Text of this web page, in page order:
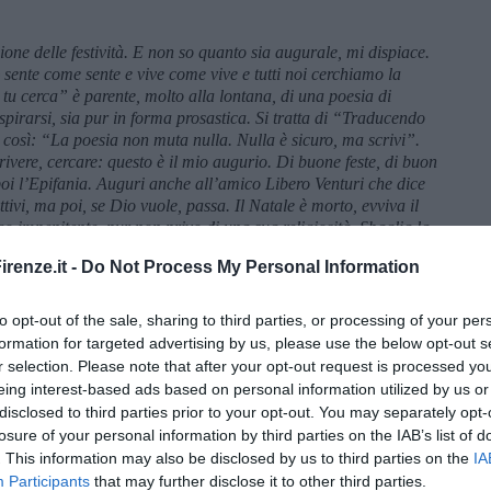
- Do Not Process My Personal Information
opt-out of the sale, sharing to third parties, or processing of your
for targeted advertising by us, please use the below opt-out
selection. Please note that after your opt-out request is processed
interest-based ads based on personal information utilized by us
to third parties prior to your opt-out. You may separately
of your personal information by third parties on the IAB’s list of
This information may also be disclosed by us to third parties on the
Participants that may further disclose it to other third parties.
delle festività. E non so quanto sia augurale, mi dispiace.
come sente e vive come vive e tutti noi cerchiamo la
cerca” è parente, molto alla lontana, di una poesia di
sia pur in forma prosastica. Si tratta di “Traducendo
“La poesia non muta nulla. Nulla è sicuro, ma scrivi”.
cercare: questo è il mio augurio. Di buone feste, di buon
l’Epifania. Auguri anche all’amico Libero Venturi che dice
ma poi, se Dio vuole, passa. Il Natale è morto, evviva il
impenitente, pur non privo di una sua religiosità. Sbaglia la
Natale, lo dico anche da non credente. Laici sono tutti
credenti o no. E che lo Stato sia laico, siamo d’accordo. Ma
dirci cristiani” e poi, semmai, nel rispetto delle altre fedi,
Che so? Oltre alle festività laiche, la ricorrenza religiosa di
ricorda, per gli islamici e non solo, il sacrificio di Abramo e
musulmani
ce ne saranno – lo festeggeranno in forma
laboratorio, dal sapore di agnello o montone, a piacere. E
e preghiera. Basterebbe non esagerare con ortodossie,
Noi avevamo il Sabato fascista, ma quella era una festa
buon anno nuovo, buone feste. Buon tutto, nonostante
Perché no? Benedetto venditore di almanacchi,